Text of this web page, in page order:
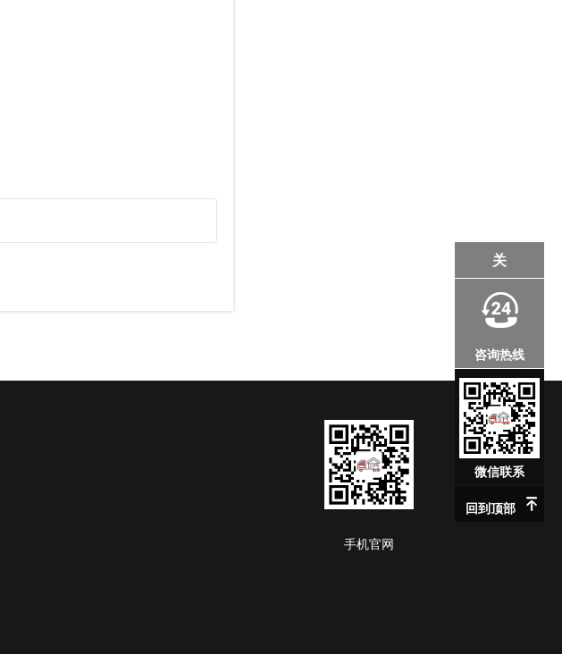
手机官网
关
咨询热线
微信联系
回到顶部